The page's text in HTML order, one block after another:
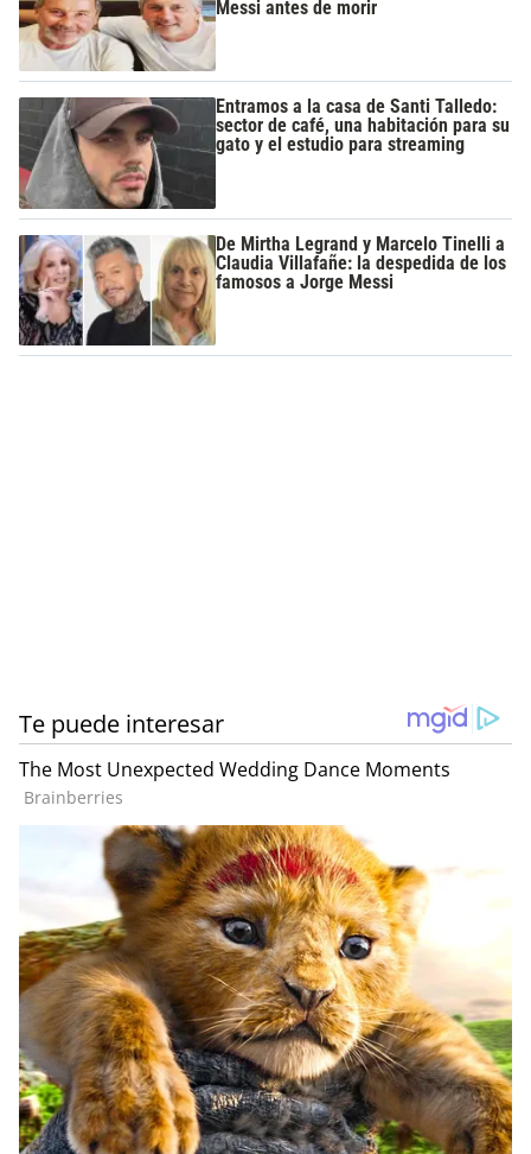
Messi antes de morir
Entramos a la casa de Santi Talledo:
sector de café, una habitación para su
gato y el estudio para streaming
De Mirtha Legrand y Marcelo Tinelli a
Claudia Villafañe: la despedida de los
famosos a Jorge Messi